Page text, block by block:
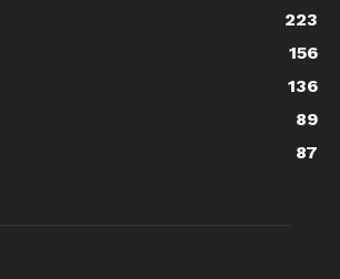
223
156
136
89
87